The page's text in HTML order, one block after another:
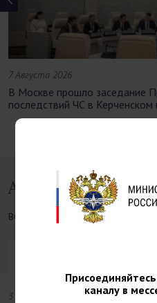
7 Августа 2026
В Москве прошло заседание
последствий ЧС в Керченском
Актуальное
ВСЕ НОВОСТИ РЕГИОНОВ
3 Августа 2026
каналу в